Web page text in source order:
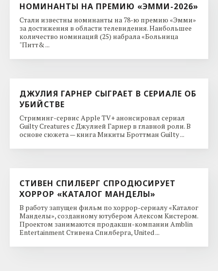
НОМИНАНТЫ НА ПРЕМИЮ «ЭММИ-2026»
Стали известны номинанты на 78-ю премию «Эмми»
за достижения в области телевидения. Наибольшее
количество номинаций (25) набрала «Больница
"Питт& ...
ДЖУЛИЯ ГАРНЕР СЫГРАЕТ В СЕРИАЛЕ ОБ
УБИЙСТВЕ
Стриминг-сервис Apple TV+ анонсировал сериал
Guilty Creatures с Джулией Гарнер в главной роли. В
основе сюжета — книга Микиты Броттман Guilty ...
СТИВЕН СПИЛБЕРГ СПРОДЮСИРУЕТ
ХОРРОР «КАТАЛОГ МАНДЕЛЫ»
В работу запущен фильм по хоррор-сериалу «Каталог
Манделы», созданному ютубером Алексом Кистером.
Проектом занимаются продакшн-компании Amblin
Entertainment Стивена Спилберга, United ...